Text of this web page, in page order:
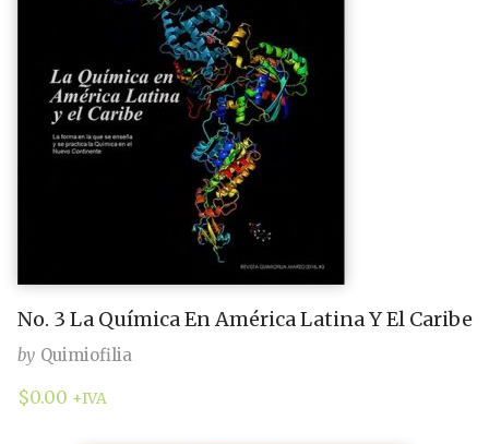
No. 3 La Química En América Latina Y El Caribe
by Quimiofilia
$0.00 +IVA